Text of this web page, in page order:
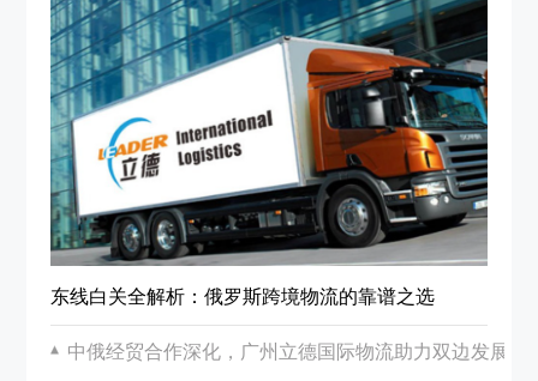
东线白关全解析：俄罗斯跨境物流的靠谱之选
中俄经贸合作深化，广州立德国际物流助力双边发展